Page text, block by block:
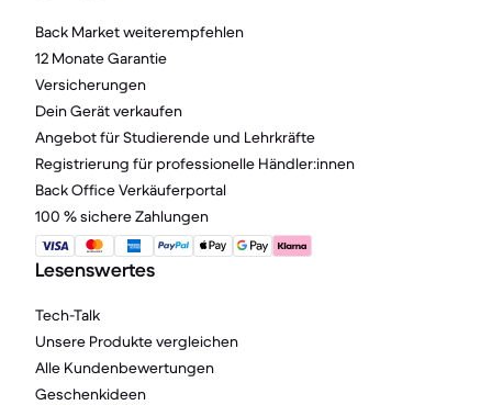
Back Market weiterempfehlen
12 Monate Garantie
Versicherungen
Dein Gerät verkaufen
Angebot für Studierende und Lehrkräfte
Registrierung für professionelle Händler:innen
Back Office Verkäuferportal
100 % sichere Zahlungen
Lesenswertes
Tech-Talk
Unsere Produkte vergleichen
Alle Kundenbewertungen
Geschenkideen